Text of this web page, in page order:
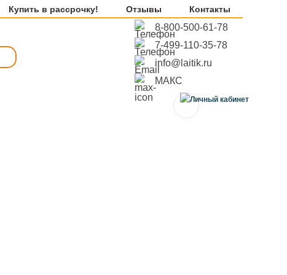
0
Купить в рассрочку! Отзывы Контакты
8-800-500-61-78
7-499-110-35-78
info@laitik.ru
МАКС